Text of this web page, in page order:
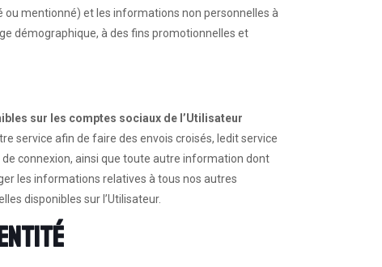
ou mentionné) et les informations non personnelles à
démographique, à des fins promotionnelles et
sur les comptes sociaux de l’Utilisateur
service afin de faire des envois croisés, ledit service
connexion, ainsi que toute autre information dont
les informations relatives à tous nos autres
disponibles sur l’Utilisateur.